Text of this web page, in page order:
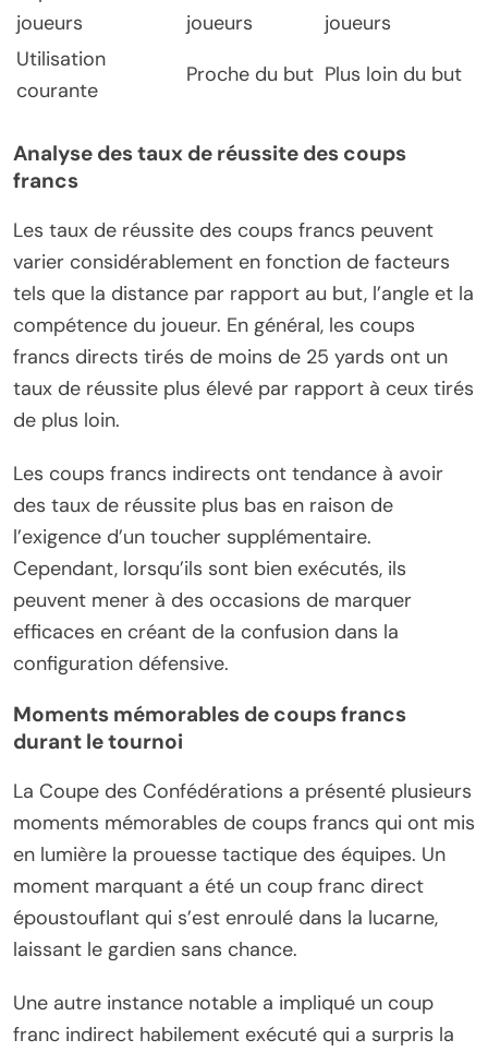
joueurs
joueurs
joueurs
Utilisation
courante
Proche du but Plus loin du but
Analyse des taux de réussite des coups
francs
Les taux de réussite des coups francs peuvent
varier considérablement en fonction de facteurs
tels que la distance par rapport au but, l’angle et la
compétence du joueur. En général, les coups
francs directs tirés de moins de 25 yards ont un
taux de réussite plus élevé par rapport à ceux tirés
de plus loin.
Les coups francs indirects ont tendance à avoir
des taux de réussite plus bas en raison de
l’exigence d’un toucher supplémentaire.
Cependant, lorsqu’ils sont bien exécutés, ils
peuvent mener à des occasions de marquer
efficaces en créant de la confusion dans la
configuration défensive.
Moments mémorables de coups francs
durant le tournoi
La Coupe des Confédérations a présenté plusieurs
moments mémorables de coups francs qui ont mis
en lumière la prouesse tactique des équipes. Un
moment marquant a été un coup franc direct
époustouflant qui s’est enroulé dans la lucarne,
laissant le gardien sans chance.
Une autre instance notable a impliqué un coup
franc indirect habilement exécuté qui a surpris la